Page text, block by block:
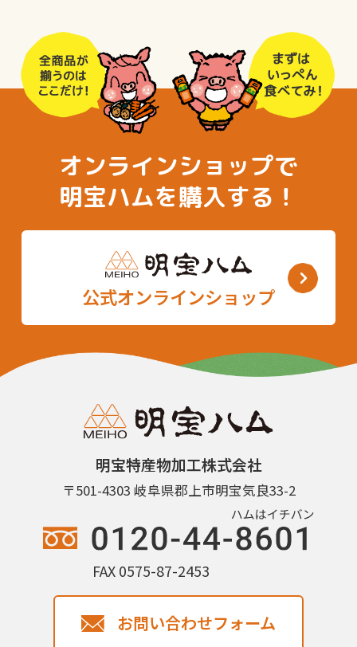
オンラインショップで
明宝ハムを購入する！
公式オンラインショップ
明宝特産物加工株式会社
〒501-4303 岐阜県郡上市明宝気良33-2
FAX 0575-87-2453
お問い合わせフォーム